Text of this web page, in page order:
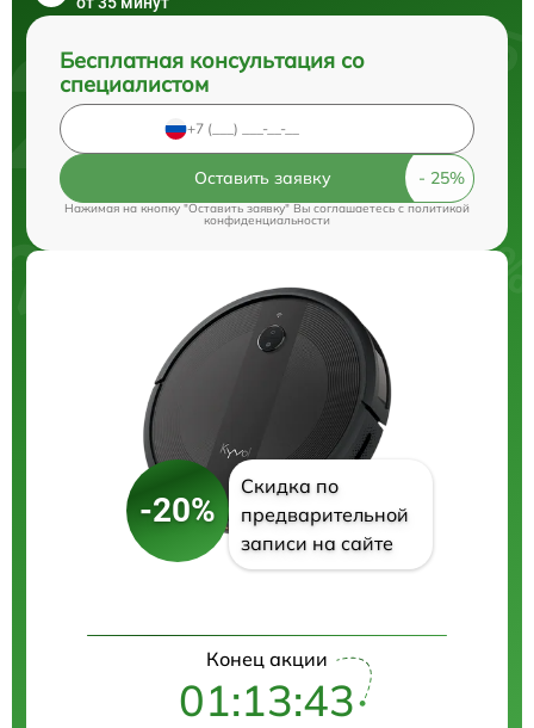
Бесплатная консультация со
специалистом
Оставить заявку
Нажимая на кнопку "Оставить заявку" Вы соглашаетесь cполитикой
конфиденциальности
-20%
Скидка по
предварительной
записи на сайте
Конец акции
01:13:43